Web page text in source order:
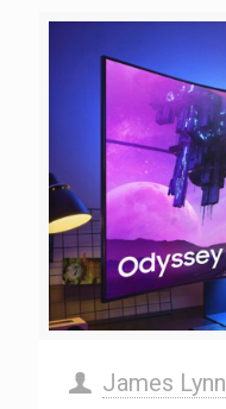
James Lynn